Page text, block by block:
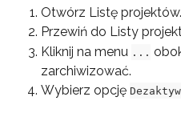
Otwórz Listę projektów.
Przewiń do Listy
Kliknij na menu ...
zarchiwizować.
Wybierz opcję